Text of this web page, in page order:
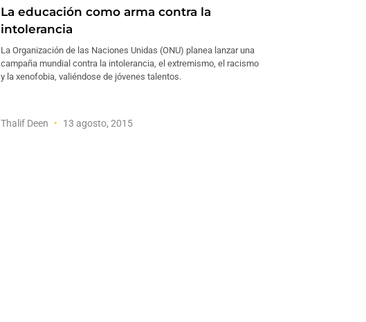
La educación como arma contra la
intolerancia
La Organización de las Naciones Unidas (ONU) planea lanzar una
campaña mundial contra la intolerancia, el extremismo, el racismo
y la xenofobia, valiéndose de jóvenes talentos.
Thalif Deen 13 agosto, 2015